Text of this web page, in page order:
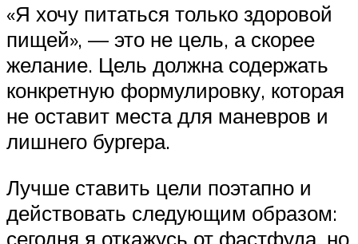
«Я хочу питаться только здоровой
пищей», — это не цель, а скорее
желание. Цель должна содержать
конкретную формулировку, которая
не оставит места для маневров и
лишнего бургера.
Лучше ставить цели поэтапно и
действовать следующим образом:
сегодня я откажусь от фастфуда, но